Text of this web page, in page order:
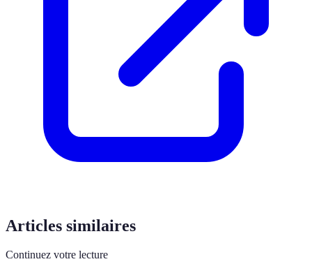
Articles similaires
Continuez votre lecture